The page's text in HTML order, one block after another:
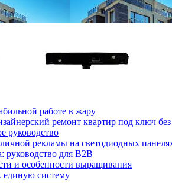
работе в жару
ремонт квартир под ключ
руководство
рекламы на светодиодных
руководство для B2B
и особенности выращивания
единую систему